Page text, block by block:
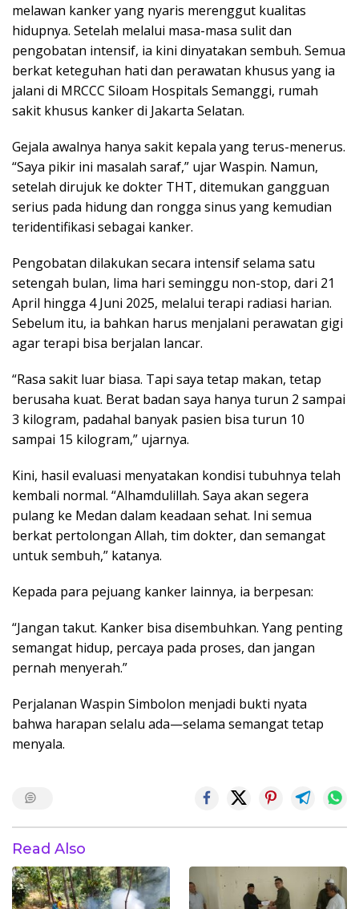
melawan kanker yang nyaris merenggut kualitas
hidupnya. Setelah melalui masa-masa sulit dan
pengobatan intensif, ia kini dinyatakan sembuh. Semua
berkat keteguhan hati dan perawatan khusus yang ia
jalani di MRCCC Siloam Hospitals Semanggi, rumah
sakit khusus kanker di Jakarta Selatan.
Gejala awalnya hanya sakit kepala yang terus-menerus.
“Saya pikir ini masalah saraf,” ujar Waspin. Namun,
setelah dirujuk ke dokter THT, ditemukan gangguan
serius pada hidung dan rongga sinus yang kemudian
teridentifikasi sebagai kanker.
Pengobatan dilakukan secara intensif selama satu
setengah bulan, lima hari seminggu non-stop, dari 21
April hingga 4 Juni 2025, melalui terapi radiasi harian.
Sebelum itu, ia bahkan harus menjalani perawatan gigi
agar terapi bisa berjalan lancar.
“Rasa sakit luar biasa. Tapi saya tetap makan, tetap
berusaha kuat. Berat badan saya hanya turun 2 sampai
3 kilogram, padahal banyak pasien bisa turun 10
sampai 15 kilogram,” ujarnya.
Kini, hasil evaluasi menyatakan kondisi tubuhnya telah
kembali normal. “Alhamdulillah. Saya akan segera
pulang ke Medan dalam keadaan sehat. Ini semua
berkat pertolongan Allah, tim dokter, dan semangat
untuk sembuh,” katanya.
Kepada para pejuang kanker lainnya, ia berpesan:
“Jangan takut. Kanker bisa disembuhkan. Yang penting
semangat hidup, percaya pada proses, dan jangan
pernah menyerah.”
Perjalanan Waspin Simbolon menjadi bukti nyata
bahwa harapan selalu ada—selama semangat tetap
menyala.
Read Also